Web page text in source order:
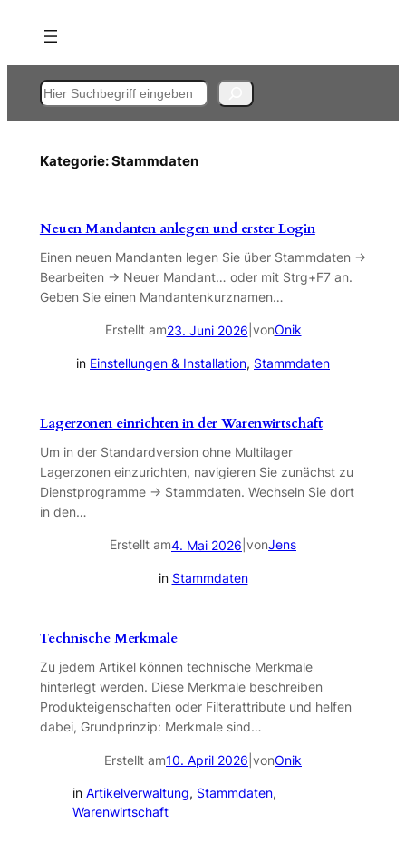
Inhalt
springen
Suchen
Kategorie:Stammdaten
Neuen Mandanten anlegen und erster Login
Einen neuen Mandanten legen Sie über Stammdaten →
Bearbeiten → Neuer Mandant… oder mit Strg+F7 an.
Geben Sie einen Mandantenkurznamen…
Erstellt am23. Juni 2026 vonOnik
in Einstellungen & Installation, Stammdaten
Lagerzonen einrichten in der Warenwirtschaft
Um in der Standardversion ohne Multilager
Lagerzonen einzurichten, navigieren Sie zunächst zu
Dienstprogramme → Stammdaten. Wechseln Sie dort
in den…
Erstellt am4. Mai 2026 vonJens
in Stammdaten
Technische Merkmale
Zu jedem Artikel können technische Merkmale
hinterlegt werden. Diese Merkmale beschreiben
Produkteigenschaften oder Filterattribute und helfen
dabei, Grundprinzip: Merkmale sind…
Erstellt am10. April 2026 vonOnik
in Artikelverwaltung, Stammdaten
Warenwirtschaft